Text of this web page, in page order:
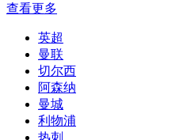
查看更多
英超
曼联
切尔西
阿森纳
曼城
利物浦
热刺